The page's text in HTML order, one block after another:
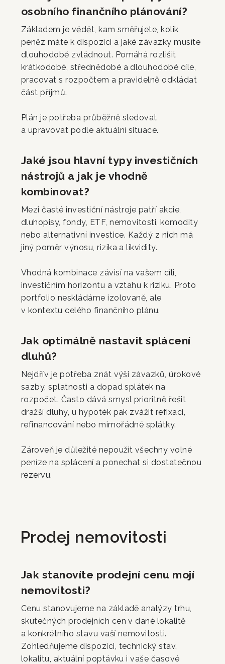
osobního finančního plánování?
Základem je vědět, kam směřujete, kolik
peněz máte k dispozici a jaké závazky musíte
dlouhodobě zvládnout. Pomáhá rozlišit
krátkodobé, střednědobé a dlouhodobé cíle,
pracovat s rozpočtem a pravidelně odkládat
část příjmů.
Plán je potřeba průběžně sledovat
a upravovat podle aktuální situace.
Jaké jsou hlavní typy investičních
nástrojů a jak je vhodně
kombinovat?
Mezi časté investiční nástroje patří akcie,
dluhopisy, fondy, ETF, nemovitosti, komodity
nebo alternativní investice. Každý z nich má
jiný poměr výnosu, rizika a likvidity.
Vhodná kombinace závisí na vašem cíli,
investičním horizontu a vztahu k riziku. Proto
portfolio neskládáme izolovaně, ale
v kontextu celého finančního plánu.
Jak optimálně nastavit splácení
dluhů?
Nejdřív je potřeba znát výši závazků, úrokové
sazby, splatnosti a dopad splátek na
rozpočet. Často dává smysl prioritně řešit
dražší dluhy, u hypoték pak zvážit refixaci,
refinancování nebo mimořádné splátky.
Zároveň je důležité nepoužít všechny volné
peníze na splácení a ponechat si dostatečnou
rezervu.
Prodej nemovitosti
Jak stanovíte prodejní cenu mojí
nemovitosti?
Cenu stanovujeme na základě analýzy trhu,
skutečných prodejních cen v dané lokalitě
a konkrétního stavu vaší nemovitosti.
Zohledňujeme dispozici, technický stav,
lokalitu, aktuální poptávku i vaše časové